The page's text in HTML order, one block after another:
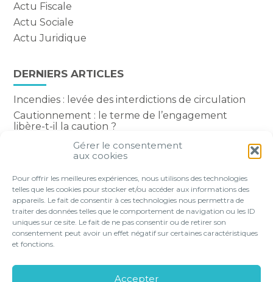
Gérer le consentement
aux cookies
Pour offrir les meilleures expériences, nous utilisons des technologies
telles que les cookies pour stocker et/ou accéder aux informations des
appareils. Le fait de consentir à ces technologies nous permettra de
traiter des données telles que le comportement de navigation ou les ID
uniques sur ce site. Le fait de ne pas consentir ou de retirer son
consentement peut avoir un effet négatif sur certaines caractéristiques
et fonctions.
Accepter
Actu Fiscale
Actu Sociale
Actu Juridique
DERNIERS ARTICLES
Incendies : levée des interdictions de circulation
Cautionnement : le terme de l’engagement
libère-t-il la caution ?
Transport fluvial de marchandises : une aide
financière bienvenue
comptent-elles ?
Footer
NOS SOLUTIONS EN LIGNE
LE CABINET